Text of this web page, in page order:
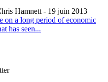
Hamnett - 19 juin 2013
on a long period of economic
has seen...